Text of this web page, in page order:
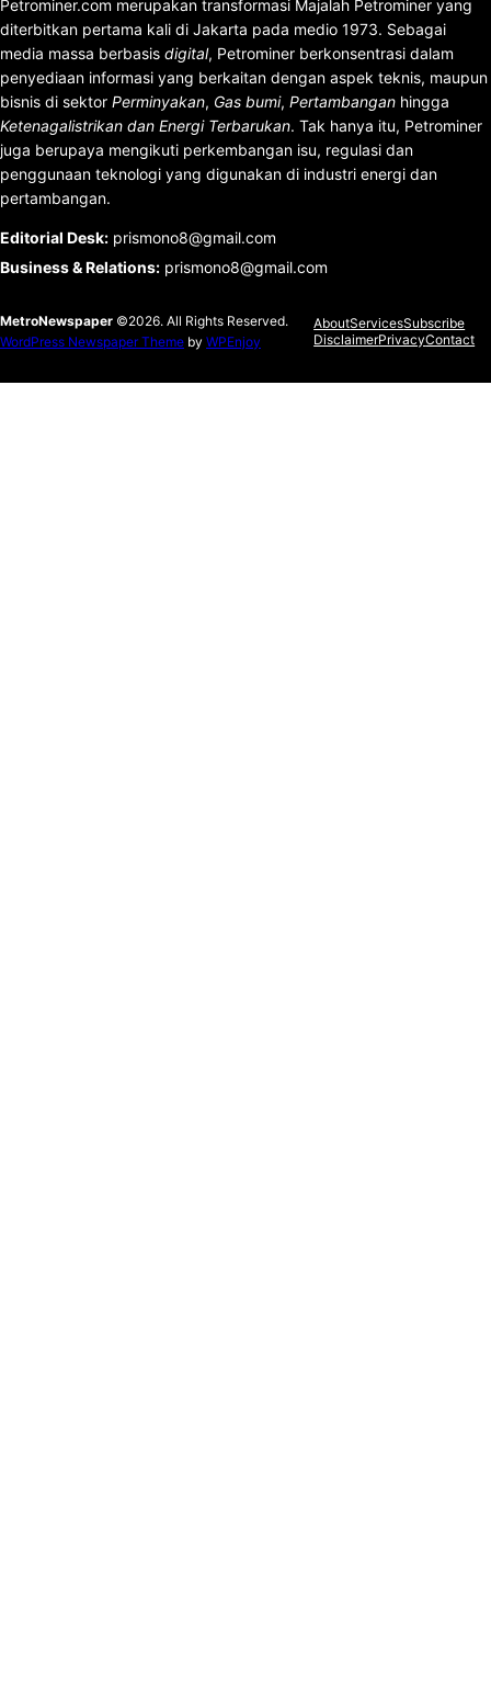
Petrominer.com merupakan transformasi Majalah Petrominer yang
diterbitkan pertama kali di Jakarta pada medio 1973. Sebagai
media massa berbasis digital, Petrominer berkonsentrasi dalam
penyediaan informasi yang berkaitan dengan aspek teknis, maupun
bisnis di sektor Perminyakan, Gas bumi, Pertambangan hingga
Ketenagalistrikan dan Energi Terbarukan. Tak hanya itu, Petrominer
juga berupaya mengikuti perkembangan isu, regulasi dan
penggunaan teknologi yang digunakan di industri energi dan
pertambangan.
Editorial Desk: prismono8@gmail.com
Business & Relations: prismono8@gmail.com
MetroNewspaper ©2026. All Rights Reserved.
WordPress Newspaper Theme by WPEnjoy
AboutServicesSubscribe
DisclaimerPrivacyContact